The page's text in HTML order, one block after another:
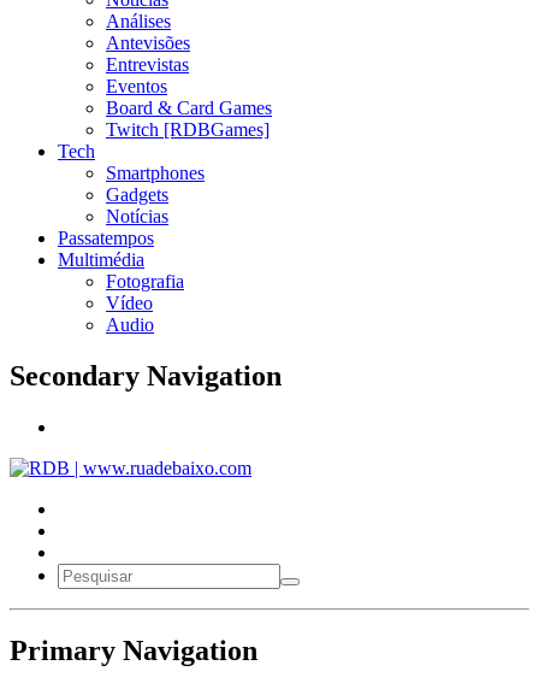
Análises
Antevisões
Entrevistas
Eventos
Board & Card Games
Twitch [RDBGames]
Tech
Smartphones
Gadgets
Notícias
Passatempos
Multimédia
Fotografia
Vídeo
Audio
Secondary Navigation
Primary Navigation